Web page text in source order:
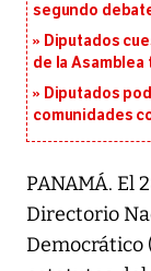
segundo
Diputados
de la
Diputados
comunidades
PANAMÁ. El
Directorio
Democrático